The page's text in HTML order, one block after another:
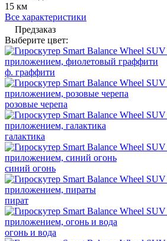
15 км
Все характеристики
Предзаказ
Выберите цвет:
ф. граффити
розовые черепа
галактика
синий огонь
пират
огонь и вода